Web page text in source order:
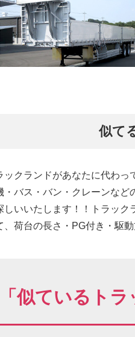
似て
クランドがあなたに代わ
バス・バン・クレーンな
いいたします！！トラッ
荷台の長さ・PG付き・駆
「似ているト